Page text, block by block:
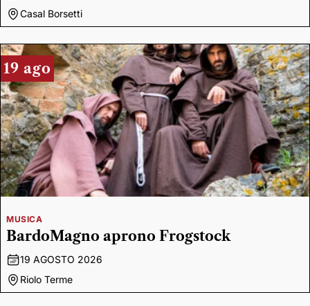
Casal Borsetti
19 ago
MUSICA
BardoMagno aprono Frogstock
19 AGOSTO 2026
Riolo Terme